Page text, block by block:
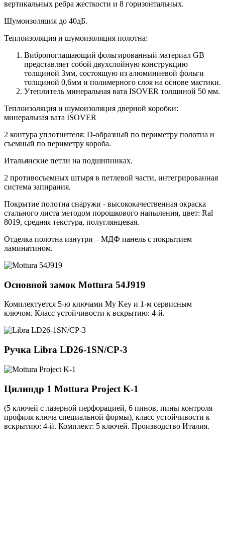
вертикальных ребра жесткости и 8 горизонтальных.
Шумоизоляция до 40дБ.
Теплоизоляция и шумоизоляция полотна:
Вибропоглащающий фольгированный материал GB
представляет собой двухслойную конструкцию
толщиной 3мм, состоящую из алюминиевой фольги
толщиной 0,6мм и полимерного слоя на основе мастики.
Утеплитель минеральная вата ISOVER толщиной 50 мм.
Теплоизоляция и шумоизоляция дверной коробки:
минеральная вата ISOVER
2 контура уплотнителя: D-образный по периметру полотна и
съемный по периметру короба.
Итальянские петли на подшипниках.
2 противосъемных штыря в петлевой части, интегрированная
система запирания.
Покрытие полотна снаружи - высококачественная окраска
стального листа методом порошкового напыления, цвет: Ral
8019, средняя текстура, полуглянцевая.
Отделка полотна изнутри – МДФ панель с покрытием
ламинатином.
Основной замок Mottura 54J919
Комплектуется 5-ю ключами My Key и 1-м сервисным
ключом. Класс устойчивости к вскрытию: 4-й.
Ручка Libra LD26-1SN/CP-3
Цилиндр 1 Mottura Project K-1
(5 ключей с лазерной перфорацией, 6 пинов, пины контроля
профиля ключа специальной формы), класс устойчивости к
вскрытию: 4-й. Комплект: 5 ключей. Производство Италия.